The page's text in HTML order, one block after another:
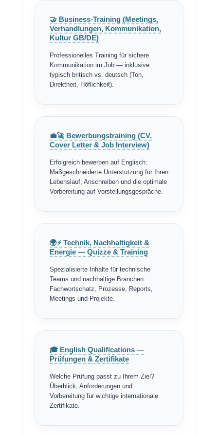
🤝 Business-Training (Meetings,
Verhandlungen, Kommunikation,
Kultur GB/DE)
Professionelles Training für sichere
Kommunikation im Job — inklusive
typisch britisch vs. deutsch (Ton,
Direktheit, Höflichkeit).
💼🚀 Bewerbungstraining (CV,
Cover Letter & Job Interview)
Erfolgreich bewerben auf Englisch:
Maßgeschneiderte Unterstützung für Ihren
Lebenslauf, Anschreiben und die optimale
Vorbereitung auf Vorstellungsgespräche.
🌍⚡ Technik, Nachhaltigkeit &
Energie — Quizze & Training
Spezialisierte Inhalte für technische
Teams und nachhaltige Branchen:
Fachwortschatz, Prozesse, Reports,
Meetings und Projekte.
🎓 English Qualifications —
Prüfungen & Zertifikate
Welche Prüfung passt zu Ihrem Ziel?
Überblick, Anforderungen und
Vorbereitung für wichtige internationale
Zertifikate.